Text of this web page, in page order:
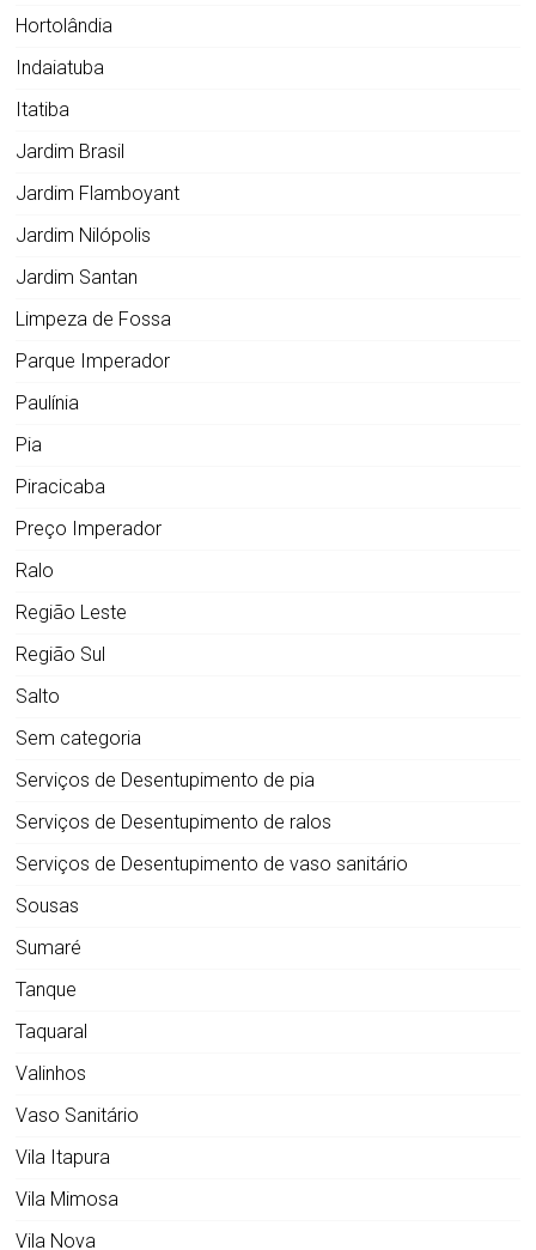
Hortolândia
Indaiatuba
Itatiba
Jardim Brasil
Jardim Flamboyant
Jardim Nilópolis
Jardim Santan
Limpeza de Fossa
Parque Imperador
Paulínia
Pia
Piracicaba
Preço Imperador
Ralo
Região Leste
Região Sul
Salto
Sem categoria
Serviços de Desentupimento de pia
Serviços de Desentupimento de ralos
Serviços de Desentupimento de vaso sanitário
Sousas
Sumaré
Tanque
Taquaral
Valinhos
Vaso Sanitário
Vila Itapura
Vila Mimosa
Vila Nova